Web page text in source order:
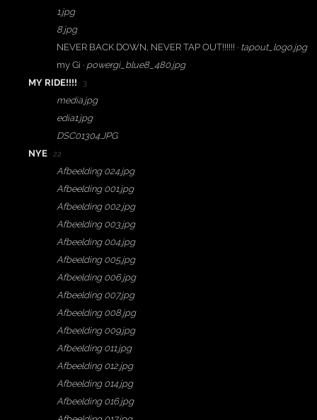
1.jpg
8.jpg
NEVER BACK DOWN, NEVER TAP OUT!!!!!! · tapout_logo.jpg
my Gi · powergi_blue8_480.jpg
MY RIDE!!!!
· 3
media.jpg
edia1.jpg
DSC01304.JPG
NYE
· 22
Afbeelding 024.jpg
Afbeelding 001.jpg
Afbeelding 002.jpg
Afbeelding 003.jpg
Afbeelding 004.jpg
Afbeelding 005.jpg
Afbeelding 006.jpg
Afbeelding 007.jpg
Afbeelding 008.jpg
Afbeelding 009.jpg
Afbeelding 011.jpg
Afbeelding 012.jpg
Afbeelding 014.jpg
Afbeelding 016.jpg